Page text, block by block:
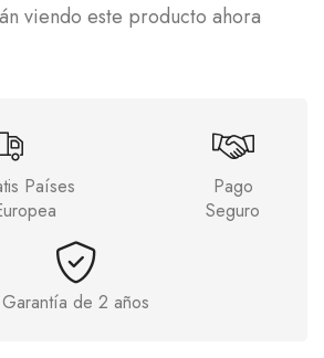
viendo este producto ahora
Países
Pago
Seguro
Garantía de 2 años